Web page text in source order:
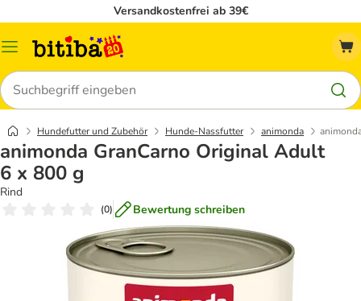
Versandkostenfrei ab 39€
Menü
Suchen
Hundefutter und Zubehör Hunde-Nassfutter animonda
animonda GranCarno Original Adult
6 x 800 g
Rind
(0) Bewertung schreiben